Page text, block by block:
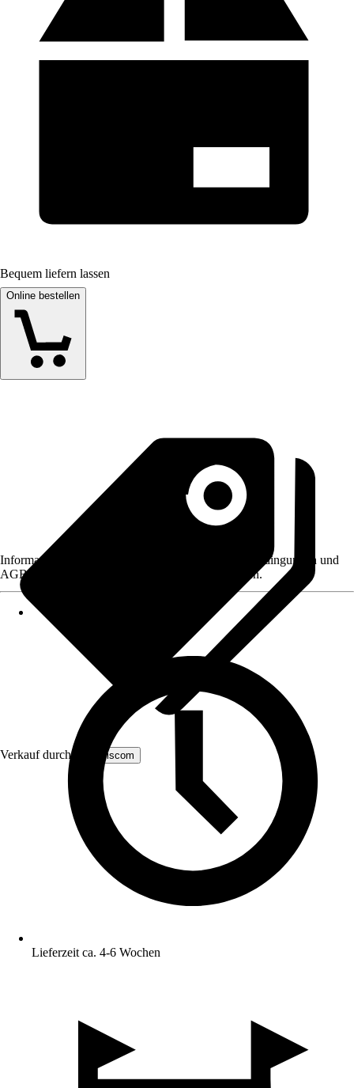
Bequem liefern lassen
Online bestellen
Verkauf durch: MS Viscom
Informationen des Verkäufers, wie z. B. Rückgabebedingungen und
AGB, finden Sie bei Klick auf den Verkäufernamen.
Lieferzeit ca. 4-6 Wochen